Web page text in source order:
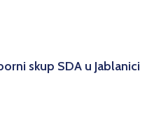
skup SDA u Jablanici